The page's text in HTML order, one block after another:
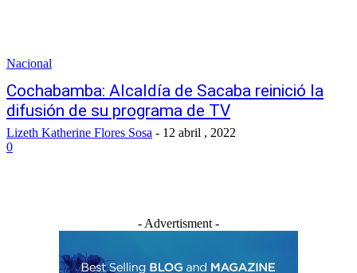
Nacional
Cochabamba: Alcaldía de Sacaba reinició la
difusión de su programa de TV
Lizeth Katherine Flores Sosa - 12 abril , 2022
0
- Advertisment -